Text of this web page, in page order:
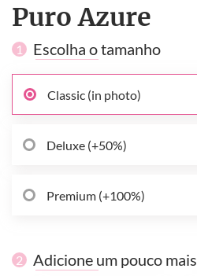
Puro Azure
1 Escolha o tamanho
Classic (in photo)
Deluxe (+50%)
Premium (+100%)
2 Adicione um pouco mais